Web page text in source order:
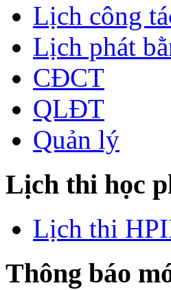
Lịch công
Lịch phát
CĐCT
QLĐT
Quản lý
Lịch thi học
Lịch thi
Thông báo